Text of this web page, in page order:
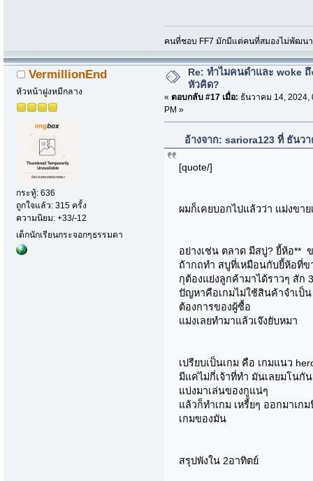
คนที่ชอบ FF7 มักมีแต่คนที่สมองไม่พัฒนา
VermillionEnd
หัวหน้าฝูงหมีกลาง
กระทู้: 636
ถูกใจแล้ว: 315 ครั้ง
ความนิยม: +33/-12
เด็กนักเรียนกระจอกๆธรรมดา
Re: ทำไมคนดำและ woke ถึ
หัวคิด?
« ตอบกลับ #17 เมื่อ: ธันวาคม 14, 2024,
PM »
อ้างจาก: sariora123 ที่ ธันว
[quote/]
ผมก็เคยบอกไปแล้วว่า แม่งขา
อย่างเช่น ตลาด มีสบู่? ยี้ห้อ** ข
ถ้ากถทำ สบูที่เหมือนกับยี้ห้อที่
กุต้องแย่งลูกค้ามาได้ราวๆ สัก
ปัญหาคือเกมไม่ใช้สินค้าจำเป็
ต้องการของผู้ซื้อ
แม่งเลยทำมาแล้วเจ๊งยับหมา
เปรียบเป็นเกม คือ เกมแนว
มีแค่ไม่กี่เจ้าที่ทำ มันเลยมโนกั
แบ่งมาเล่นของกูแน่ๆ
แล้วก็ทำเกม เหรี้ยๆ ออกมาเก
เกมของมัน
สรุปพังใน 2อาทิตย์